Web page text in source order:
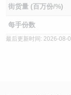
街货量 (百万份/%)
每手份数
最后更新时间: 2026-08-